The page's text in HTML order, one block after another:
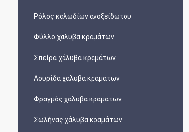
Ρόλος καλωδίων ανοξείδωτου
Φύλλο χάλυβα κραμάτων
Σπείρα χάλυβα κραμάτων
Λουρίδα χάλυβα κραμάτων
Φραγμός χάλυβα κραμάτων
Σωλήνας χάλυβα κραμάτων